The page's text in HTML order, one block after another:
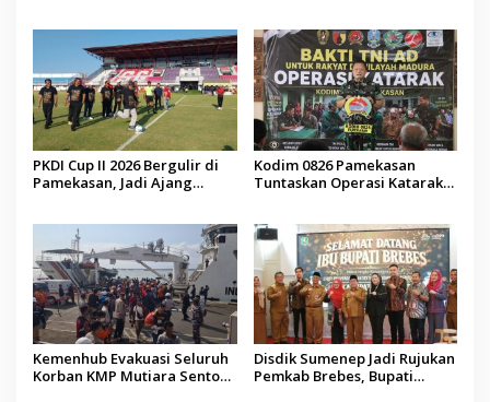
PKDI Cup II 2026 Bergulir di
Pamekasan, Jadi Ajang
Kodim 0826 Pamekasan
Tuntaskan Operasi Katarak
Kemenhub Evakuasi Seluruh
Korban KMP Mutiara Sentosa
Disdik Sumenep Jadi Rujukan
Pemkab Brebes, Bupati